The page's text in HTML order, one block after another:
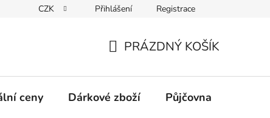
údajů GDPR Formulář pro odstoupení od kupní smlouvy
CZK Přihlášení Registrace
KOŠÍK
PRÁZDNÝ KOŠÍK
ceny Dárkové zboží Půjčovna